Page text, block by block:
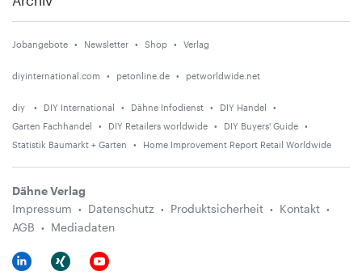
Jobangebote Newsletter Shop Verlag
diyinternational.com petonline.de petworldwide.net
diy DIY International Dähne Infodienst
DIY Handel
Garten Fachhandel
DIY Retailers worldwide
DIY Buyers' Guide
Statistik Baumarkt + Garten
Home Improvement Report Retail Worldwide
Dähne Verlag
Impressum
Datenschutz Produktsicherheit
Kontakt
AGB
Mediadaten